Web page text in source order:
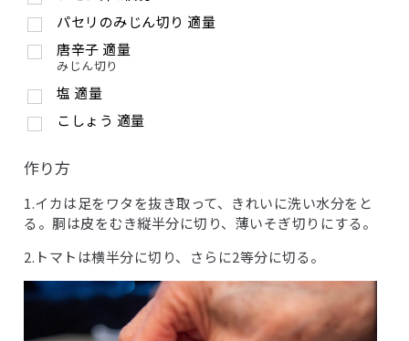
パセリのみじん切り 適量
唐辛子 適量
みじん切り
塩 適量
こしょう 適量
作り方
1.イカは足をワタを抜き取って、きれいに洗い水分をと
る。胴は皮をむき縦半分に切り、薄いそぎ切りにする。
2.トマトは横半分に切り、さらに2等分に切る。